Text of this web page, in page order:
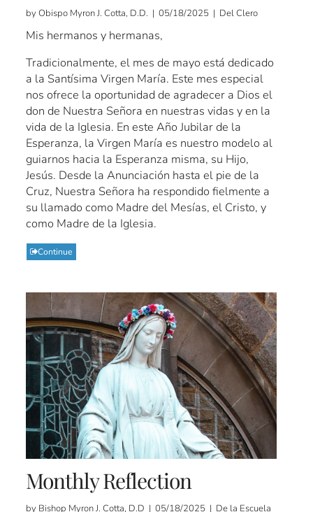
by Obispo Myron J. Cotta, D.D. | 05/18/2025 | Del Clero
Mis hermanos y hermanas,
Tradicionalmente, el mes de mayo está dedicado
a la Santísima Virgen María. Este mes especial
nos ofrece la oportunidad de agradecer a Dios el
don de Nuestra Señora en nuestras vidas y en la
vida de la Iglesia. En este Año Jubilar de la
Esperanza, la Virgen María es nuestro modelo al
guiarnos hacia la Esperanza misma, su Hijo,
Jesús. Desde la Anunciación hasta el pie de la
Cruz, Nuestra Señora ha respondido fielmente a
su llamado como Madre del Mesías, el Cristo, y
como Madre de la Iglesia.
Continue
Monthly Reflection
by Bishop Myron J. Cotta, D.D | 05/18/2025 | De la Escuela